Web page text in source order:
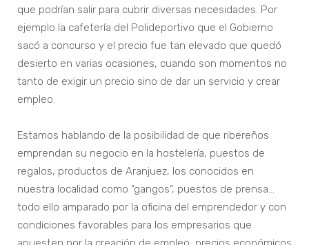
que podrían salir para cubrir diversas necesidades. Por
ejemplo la cafetería del Polideportivo que el Gobierno
sacó a concurso y el precio fue tan elevado que quedó
desierto en varias ocasiones, cuando son momentos no
tanto de exigir un precio sino de dar un servicio y crear
empleo.
Estamos hablando de la posibilidad de que ribereños
emprendan su negocio en la hostelería, puestos de
regalos, productos de Aranjuez, los conocidos en
nuestra localidad como “gangos”, puestos de prensa…
todo ello amparado por la oficina del emprendedor y con
condiciones favorables para los empresarios que